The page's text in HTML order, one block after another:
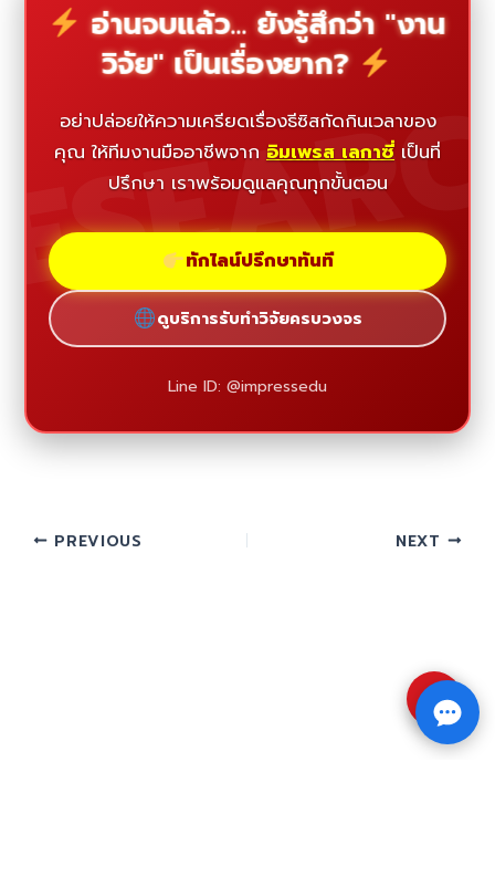
อ่านจบแล้ว... ยังรู้สึกว่า "งาน
วิจัย" เป็นเรื่องยาก?
อย่าปล่อยให้ความเครียดเรื่องธีซิสกัดกินเวลาของ
คุณ ให้ทีมงานมืออาชีพจาก อิมเพรส เลกาซี่ เป็นที่
ปรึกษา เราพร้อมดูแลคุณทุกขั้นตอน
ทักไลน์ปรึกษาทันที
ดูบริการรับทำวิจัยครบวงจร
Line ID: @impressedu
PREVIOUS NEXT
⇧